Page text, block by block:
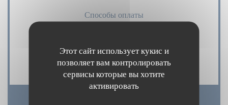
Этот сайт использует кукис и
позволяет вам контролировать
сервисы которые вы хотите
активировать
Способы оплаты
проверки, Дебетовая карточка